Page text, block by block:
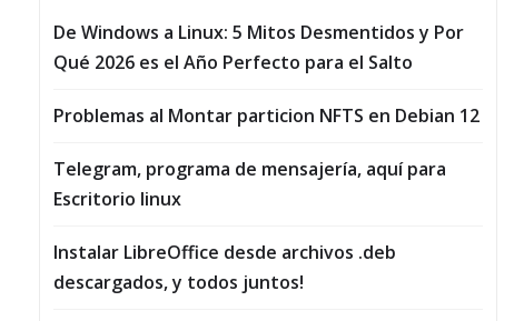
De Windows a Linux: 5 Mitos Desmentidos y Por
Qué 2026 es el Año Perfecto para el Salto
Problemas al Montar particion NFTS en Debian 12
Telegram, programa de mensajería, aquí para
Escritorio linux
Instalar LibreOffice desde archivos .deb
descargados, y todos juntos!